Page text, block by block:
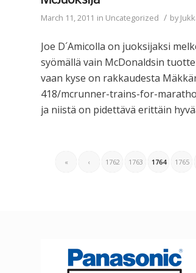
March 11, 2011 in Uncategorized / by
Joe D´Amicolla on juoksijaksi
syömällä vain McDonaldsin
vaan kyse on rakkaudesta
418/mcrunner-trains-for-
ja niistä on pidettävä erittäin
« ‹ 1762 1763 1764 1765